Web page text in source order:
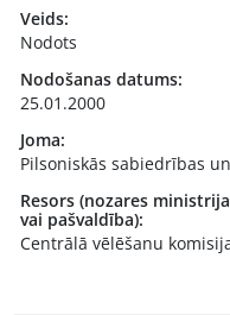
Veids:
Nodots
Nodošanas datums:
25.01.2000
Joma:
Pilsoniskās sabiedrības
Resors (nozares
vai pašvaldība):
Centrālā vēlēšanu